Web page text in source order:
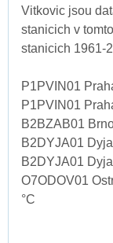
Vitkovic jsou
stanicich v
stanicich 1961-
P1PVIN01
P1PVIN01
B2BZAB01
B2DYJA01
B2DYJA01
O7ODOV01
°C